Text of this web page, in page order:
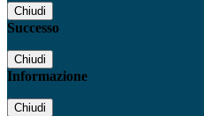
Chiudi
Successo
Chiudi
Informazione
Chiudi